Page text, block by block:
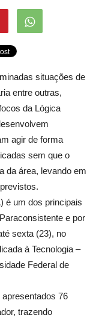
situações de
entre outras,
da Lógica
agir de forma
sem que o
da área, levando em
é um dos principais
e por
sexta (23), no
à Tecnologia –
Federal de
76
trazendo